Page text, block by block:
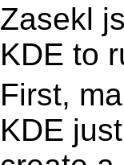
Zasekl
KDE to
First,
KDE